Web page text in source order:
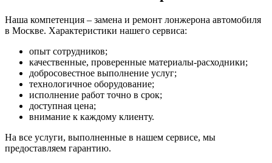
Наша компетенция – замена и ремонт лонжерона автомобиля
в Москве. Характеристики нашего сервиса:
опыт сотрудников;
качественные, проверенные материалы-расходники;
добросовестное выполнение услуг;
технологичное оборудование;
исполнение работ точно в срок;
доступная цена;
внимание к каждому клиенту.
На все услуги, выполненные в нашем сервисе, мы
предоставляем гарантию.